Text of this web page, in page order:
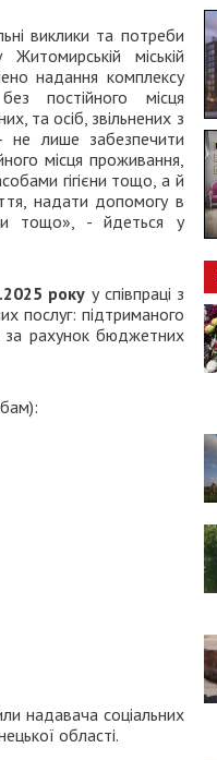
виклики та потреби
міській
надання комплексу
постійного місця
та осіб, звільнених з
не лише забезпечити
місця проживання,
гігієни тощо, а й
надати допомогу в
тощо», - йдеться у
року у співпраці з
послуг: підтриманого
за рахунок бюджетних
надавача соціальних
області.